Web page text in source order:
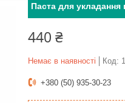
Паста для
440 ₴
Немає в наявності Код:
+380 (50) 935-30-23